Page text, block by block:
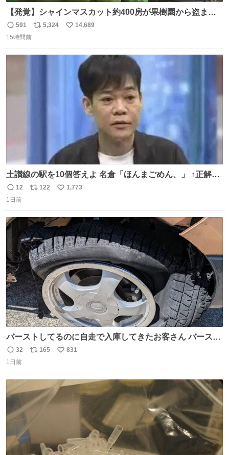
【発覚】シャインマスカット約400房が果樹園から盗まれ
る 栃木・佐野市 news.livedoor.com/article/detail… 被害
に遭った果樹園には防犯カメラなどはなく、シャインマス
今年に入って同様の被害は確認されておらず、警察はパト
ロールを強化する。
返
信
591
リ
5,324
い
14,689
15時間前
土讃線の駅を10個答えよ 名倉「ほんまごめん、」 ↑正解
（御免駅）
返
信
12
リ
ト
数
122
い
数
1,773
1日前
バーストしてるのに自走で入庫してきたお客さん バースト
したならその場で動かないで助け呼んで下さい😰 保険にロ
ードサービス付いてて金銭負担も無いんですから これで走
装ダメージ、ABSセンサ断線、ブレーキホースも傷入っち
ゃってます…
返
信
32
リ
数
165
い
数
831
1日前